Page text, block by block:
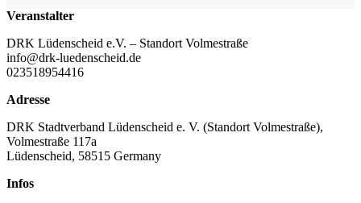
Veranstalter
DRK Lüdenscheid e.V. – Standort Volmestraße
info@drk-luedenscheid.de
023518954416
Adresse
DRK Stadtverband Lüdenscheid e. V. (Standort Volmestraße),
Volmestraße 117a
Lüdenscheid, 58515 Germany
Infos